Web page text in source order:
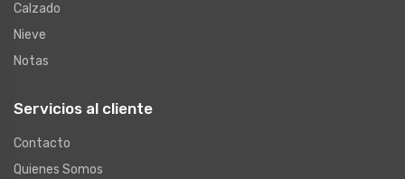
Calzado
Nieve
Notas
Servicios al cliente
Contacto
Quienes Somos